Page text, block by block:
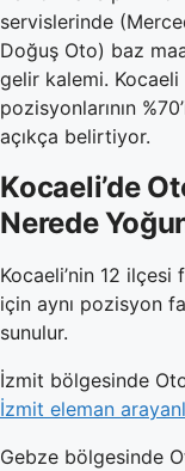
servislerinde
Doğuş Oto) baz
gelir kalemi.
pozisyonlarının
açıkça belirtiyor.
Kocaeli’de
Nerede
Kocaeli’nin 12
için aynı pozisyon
sunulur.
İzmit bölgesinde
İzmit eleman
Gebze bölgesinde